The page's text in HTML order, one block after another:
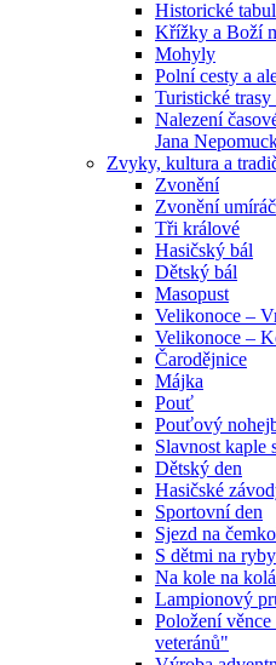
Historické
Křížky a Boží
Mohyly
Polní cesty a
Turistické
Nalezení
Jana
Zvyky, kultura a
Zvonění
Zvonění
Tři králové
Hasičský bál
Dětský bál
Masopust
Velikonoce –
Velikonoce –
Čarodějnice
Májka
Pouť
Pouťový
Slavnost kaple
Dětský den
Hasičské
Sportovní den
Sjezd na
S dětmi na ryby
Na kole na
Lampionový
Položení
veteránů"